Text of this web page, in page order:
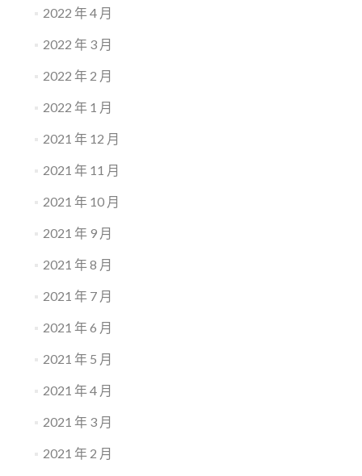
2022 年 4 月
2022 年 3 月
2022 年 2 月
2022 年 1 月
2021 年 12 月
2021 年 11 月
2021 年 10 月
2021 年 9 月
2021 年 8 月
2021 年 7 月
2021 年 6 月
2021 年 5 月
2021 年 4 月
2021 年 3 月
2021 年 2 月